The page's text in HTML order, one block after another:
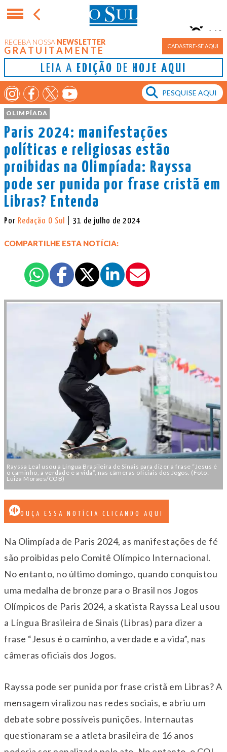
RECEBA NOSSA NEWSLETTER
GRATUITAMENTE CADASTRE-SE AQUI
LEIA A EDIÇÃO DE HOJE AQUI
Porto Alegre
11°
OLIMPÍADA
Paris 2024: manifestações
políticas e religiosas estão
proibidas na Olimpíada: Rayssa
pode ser punida por frase cristã em
Libras? Entenda
Por Redação O Sul | 31 de julho de 2024
COMPARTILHE ESTA NOTÍCIA:
Rayssa Leal usou a Língua Brasileira de Sinais para dizer a frase “Jesus é
o caminho, a verdade e a vida”, nas câmeras oficiais dos Jogos. (Foto:
Luiza Moraes/COB)
OUÇA ESSA NOTÍCIA CLICANDO AQUI
Na Olimpíada de Paris 2024, as manifestações de fé
são proibidas pelo Comitê Olímpico Internacional.
No entanto, no último domingo, quando conquistou
uma medalha de bronze para o Brasil nos Jogos
Olímpicos de Paris 2024, a skatista Rayssa Leal usou
a Língua Brasileira de Sinais (Libras) para dizer a
frase “Jesus é o caminho, a verdade e a vida”, nas
câmeras oficiais dos Jogos.
Rayssa pode ser punida por frase cristã em Libras? A
mensagem viralizou nas redes sociais, e abriu um
debate sobre possíveis punições. Internautas
questionaram se a atleta brasileira de 16 anos